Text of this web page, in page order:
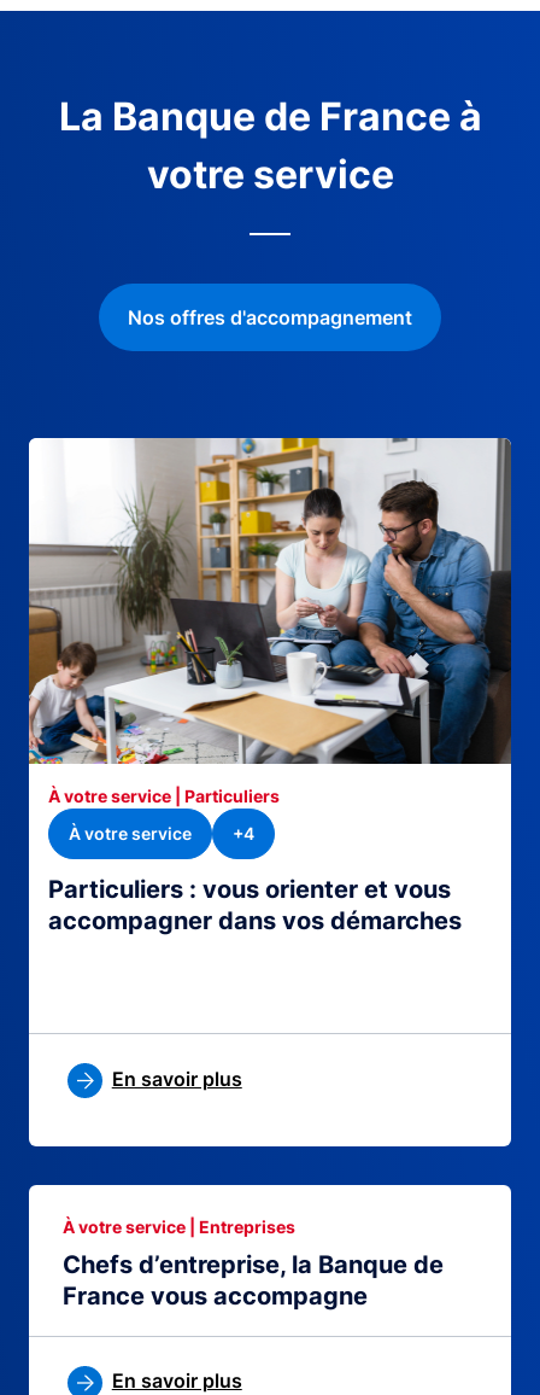
La Banque de France à
votre service
Nos offres d'accompagnement
Particuliers : vous orienter et vous
accompagner dans vos démarches
À votre service | Particuliers
À votre service
+4
En savoir plus
Chefs d’entreprise, la Banque de
France vous accompagne
À votre service | Entreprises
En savoir plus